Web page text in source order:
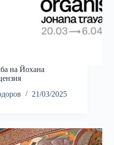
на Йохана
21/03/2025